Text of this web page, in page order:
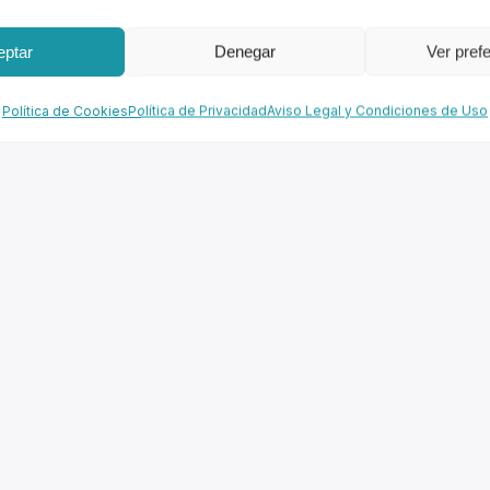
Denegar Ver
Política de CookiesPolítica de PrivacidadAviso Legal y Condiciones de Uso